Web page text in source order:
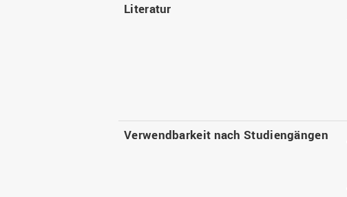
Literatur
Verwendbarkeit nach Studiengängen